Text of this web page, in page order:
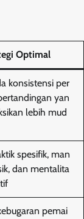
Optimal
konsistensi per
yan
lebih mud
spesifik, man
dan mentalita
pemai